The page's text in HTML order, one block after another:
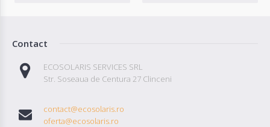
Contact
ECOSOLARIS SERVICES SRL
Str. Soseaua de Centura 27 Clinceni
contact@ecosolaris.ro
oferta@ecosolaris.ro